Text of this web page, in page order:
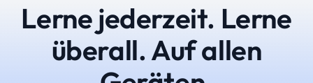
Lerne jederzeit. Lerne
überall. Auf allen